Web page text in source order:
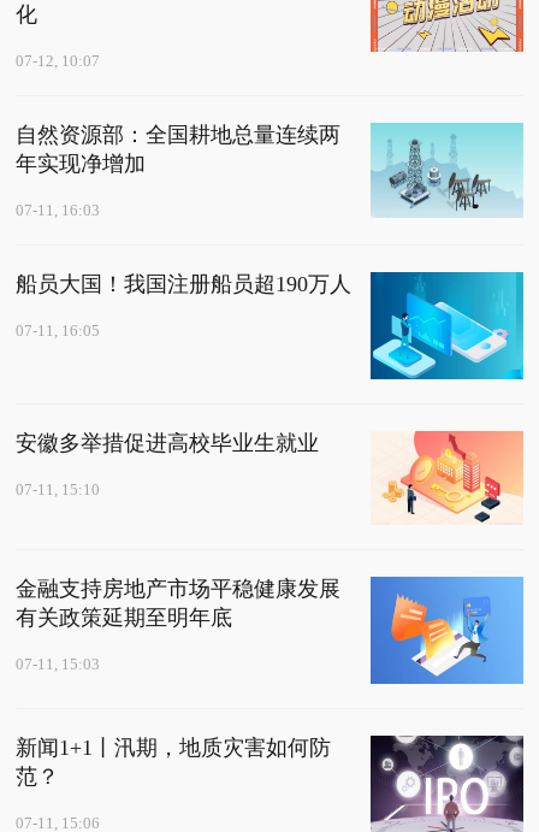
化
07-12, 10:07
自然资源部：全国耕地总量连续两
年实现净增加
07-11, 16:03
船员大国！我国注册船员超190万人
07-11, 16:05
安徽多举措促进高校毕业生就业
07-11, 15:10
金融支持房地产市场平稳健康发展
有关政策延期至明年底
07-11, 15:03
新闻1+1丨汛期，地质灾害如何防
范？
07-11, 15:06